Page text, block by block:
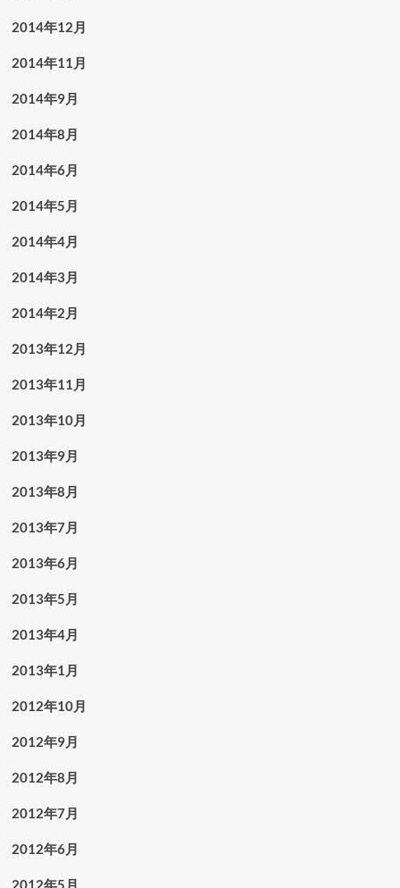
2014年12月
2014年11月
2014年9月
2014年8月
2014年6月
2014年5月
2014年4月
2014年3月
2014年2月
2013年12月
2013年11月
2013年10月
2013年9月
2013年8月
2013年7月
2013年6月
2013年5月
2013年4月
2013年1月
2012年10月
2012年9月
2012年8月
2012年7月
2012年6月
2012年5月